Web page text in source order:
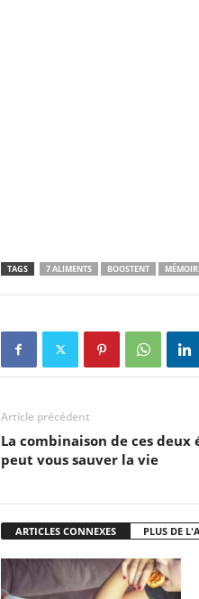
TAGS 7 ALIMENTS BOOSTENT
Article précédent
La combinaison de ces deux
peut vous sauver la vie
ARTICLES CONNEXES PLUS DE